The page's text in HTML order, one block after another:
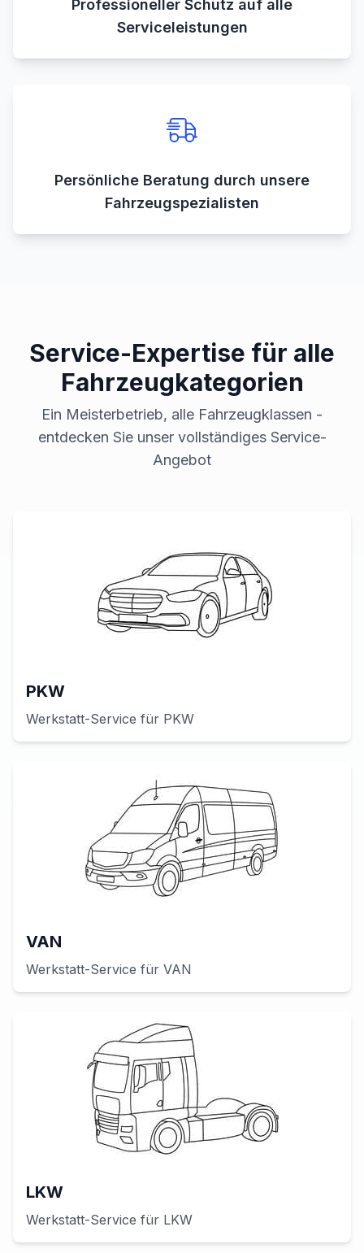
Professioneller Schutz auf alle
Serviceleistungen
Persönliche Beratung durch unsere
Fahrzeugspezialisten
Service-Expertise für alle
Fahrzeugkategorien
Ein Meisterbetrieb, alle Fahrzeugklassen -
entdecken Sie unser vollständiges Service-
Angebot
PKW
Werkstatt-Service für PKW
VAN
Werkstatt-Service für VAN
LKW
Werkstatt-Service für LKW